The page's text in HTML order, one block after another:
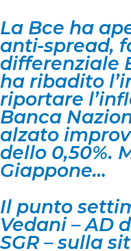
La Bce ha
anti-spread,
differenziale
ha ribadito
riportare
Banca
alzato
dello 0,50%.
Giappone…
Il punto
Vedani – AD
SGR – sulla